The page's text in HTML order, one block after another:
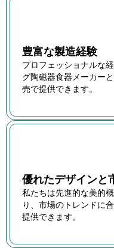
豊富な製造経験
プロフェッショナルな
グ陶磁器食器メーカー
売で提供できます。
優れたデザインと
私たちは先進的な美的
り、市場のトレンドに
提供できます。